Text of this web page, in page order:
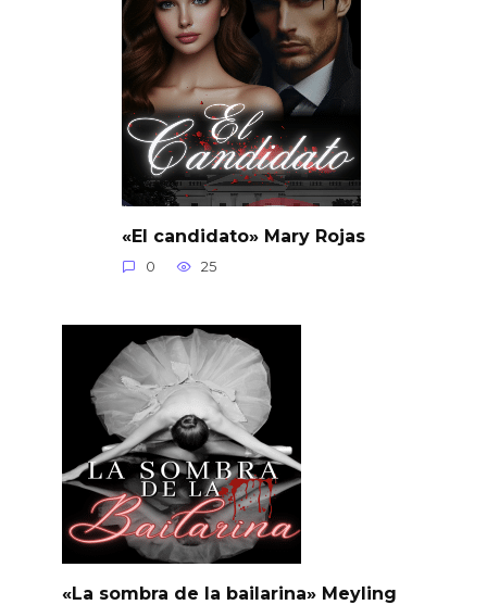
«El candidato» Mary Rojas
0 25
«La sombra de la bailarina» Meyling